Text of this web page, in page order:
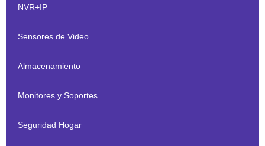
NVR+IP
Sensores de Video
Almacenamiento
Monitores y Soportes
Seguridad Hogar